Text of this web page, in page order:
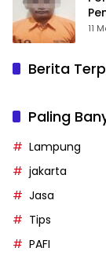
11
Berita
Paling
Lampung
jakarta
Jasa
Tips
PAFI